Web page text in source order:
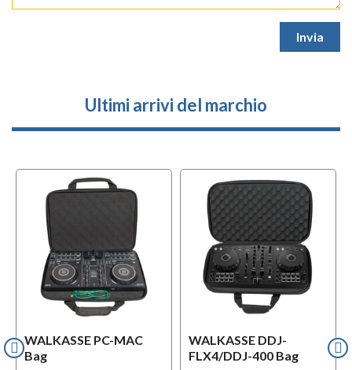
Ultimi arrivi del marchio
WALKASSE PC-MAC
Bag
WALKASSE DDJ-
FLX4/DDJ-400 Bag